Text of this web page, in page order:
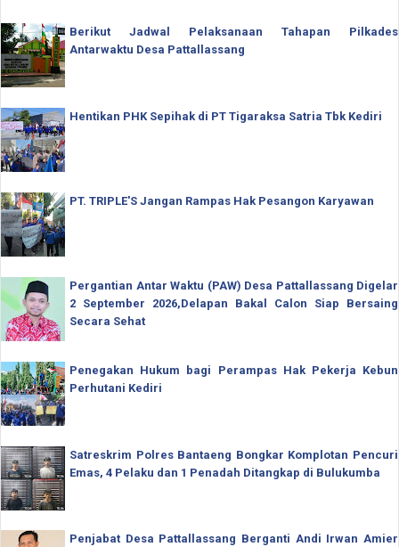
Berikut Jadwal Pelaksanaan Tahapan Pilkades
Antarwaktu Desa Pattallassang
Hentikan PHK Sepihak di PT Tigaraksa Satria Tbk Kediri
PT. TRIPLE'S Jangan Rampas Hak Pesangon Karyawan
Pergantian Antar Waktu (PAW) Desa Pattallassang Digelar
2 September 2026,Delapan Bakal Calon Siap Bersaing
Secara Sehat
Penegakan Hukum bagi Perampas Hak Pekerja Kebun
Perhutani Kediri
Satreskrim Polres Bantaeng Bongkar Komplotan Pencuri
Emas, 4 Pelaku dan 1 Penadah Ditangkap di Bulukumba
Penjabat Desa Pattallassang Berganti Andi Irwan Amier